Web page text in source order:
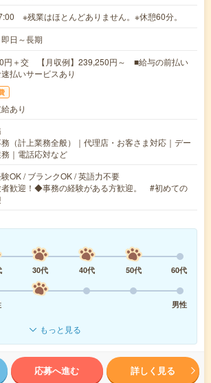
※残業はほとんどありません。※休憩60分。
即日～長期
円＋交 【月収例】239,250円～ ■給与の前払い
払いサービスあり
あり
務（計上業務全般）｜代理店・お客さま対応｜デー
｜電話応対など
OK / ブランクOK / 英語力不要
歓迎！◆事務の経験がある方歓迎。 #初めての
30代 40代 50代
60代
男性
もっと見る
応募へ進む 詳しく見る